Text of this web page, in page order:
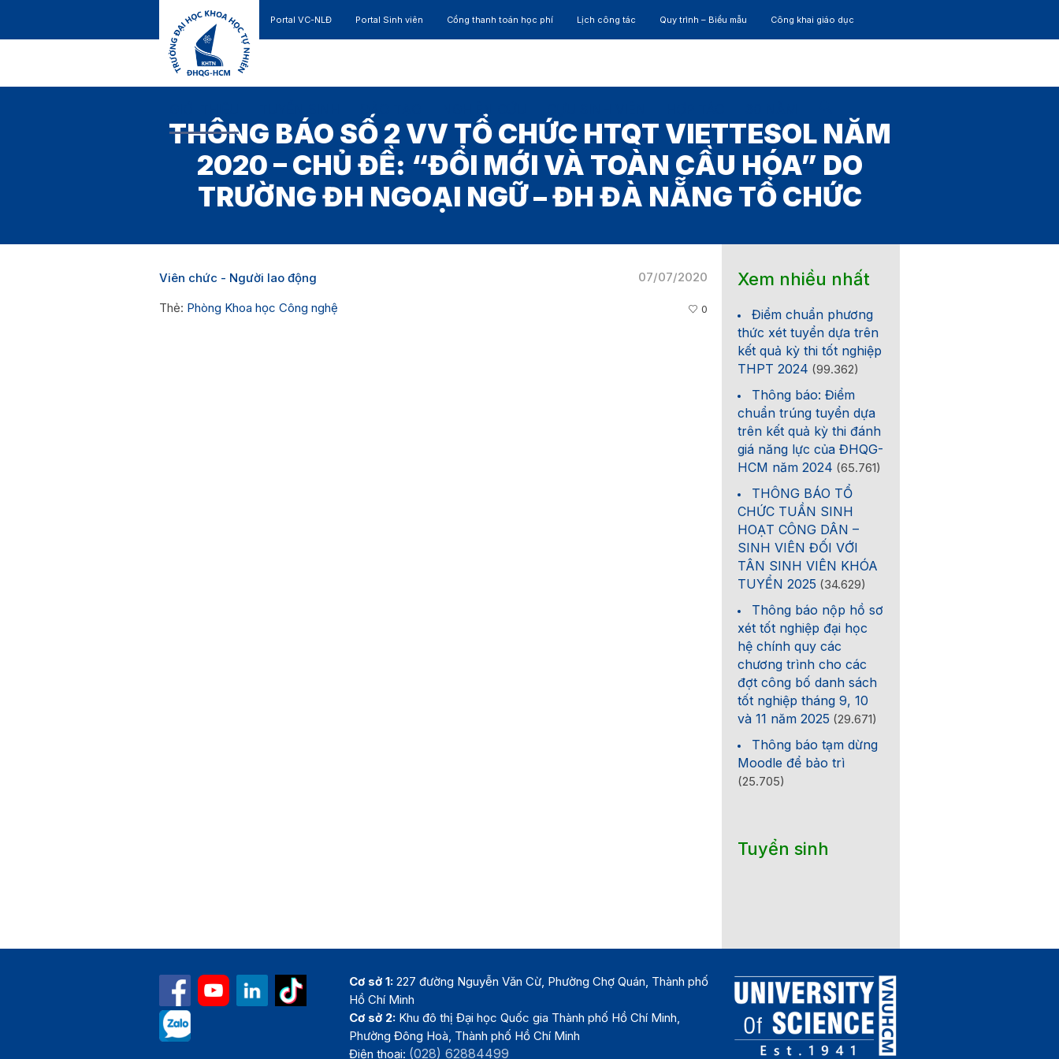
Portal VC-NLĐ Portal Sinh viên Cổng thanh toán học phí Lịch công tác Quy trình – Biểu mẫu Công khai giáo dục
THÔNG BÁO SỐ 2 VV TỔ CHỨC HTQT VIETTESOL NĂM
2020 – CHỦ ĐỀ: “ĐỔI MỚI VÀ TOÀN CẦU HÓA” DO
TRƯỜNG ĐH NGOẠI NGỮ – ĐH ĐÀ NẴNG TỔ CHỨC
07/07/2020
Viên chức - Người lao động
Thẻ: Phòng Khoa học Công nghệ 0
Xem nhiều nhất
Điểm chuẩn phương
thức xét tuyển dựa trên
kết quả kỳ thi tốt nghiệp
THPT 2024 (99.362)
Thông báo: Điểm
chuẩn trúng tuyển dựa
trên kết quả kỳ thi đánh
giá năng lực của ĐHQG-
HCM năm 2024 (65.761)
THÔNG BÁO TỔ
CHỨC TUẦN SINH
HOẠT CÔNG DÂN –
SINH VIÊN ĐỐI VỚI
TÂN SINH VIÊN KHÓA
TUYỂN 2025 (34.629)
Thông báo nộp hồ sơ
xét tốt nghiệp đại học
hệ chính quy các
chương trình cho các
đợt công bố danh sách
tốt nghiệp tháng 9, 10
và 11 năm 2025 (29.671)
Thông báo tạm dừng
Moodle để bảo trì
(25.705)
Tuyển sinh
Cơ sở 1: 227 đường Nguyễn Văn Cừ, Phường Chợ Quán, Thành phố
Hồ Chí Minh
Cơ sở 2: Khu đô thị Đại học Quốc gia Thành phố Hồ Chí Minh,
Phường Đông Hoà, Thành phố Hồ Chí Minh
Điện thoại: (028) 62884499